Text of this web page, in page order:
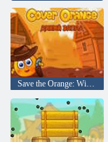
Save the Orange: Wild West